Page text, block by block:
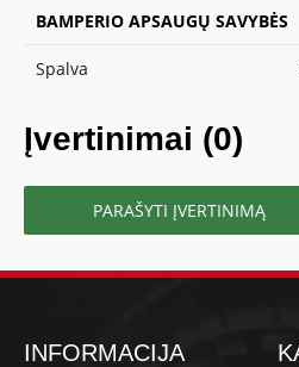
BAMPERIO APSAUGŲ SAVYBĖS
Spalva
Įvertinimai (0)
PARAŠYTI ĮVERTINIMĄ
INFORMACIJA